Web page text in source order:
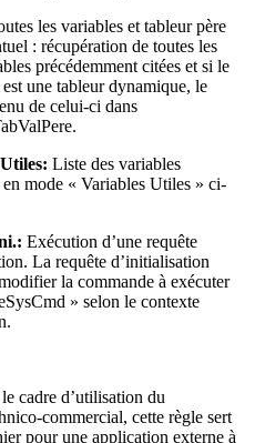
les variables et tableur père
: récupération de toutes les
précédemment citées et si le
est une tableur dynamique, le
de celui-ci dans
Liste des variables
en mode « Variables Utiles » ci-
Exécution d’une requête
La requête d’initialisation
la commande à exécuter
» selon le contexte
cadre d’utilisation du
commercial, cette règle sert
pour une application externe à